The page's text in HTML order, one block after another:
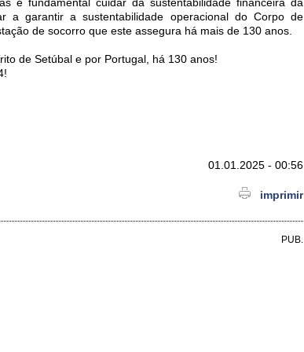
a garantir a sustentabilidade operacional do Corpo de
de socorro que este assegura há mais de 130 anos.
de Setúbal e por Portugal, há 130 anos!
01.01.2025 - 00:56
imprimir
PUB.